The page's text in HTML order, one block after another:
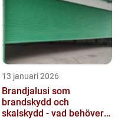
13 januari 2026
Brandjalusi som
brandskydd och
skalskydd - vad behöver